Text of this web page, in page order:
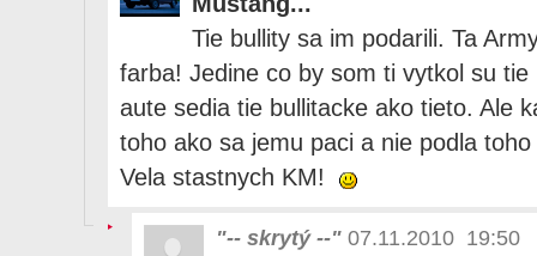
Tie bullity sa im podarili. Ta
farba! Jedine co by som ti vytkol su
aute sedia tie bullitacke ako tieto. Ale
toho ako sa jemu paci a nie podla
Vela stastnych KM!
"-- skrytý --" 07.11.2010 19:50